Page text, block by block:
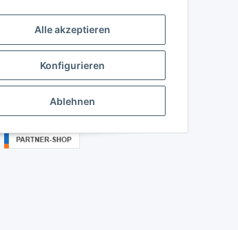
Alle akzeptieren
Konfigurieren
Ablehnen
Sonstiges